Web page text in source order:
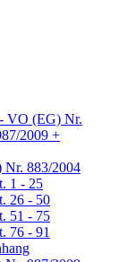
VO (EG) Nr.
2009 +
883/2004
1 - 25
26 - 50
51 - 75
76 - 91